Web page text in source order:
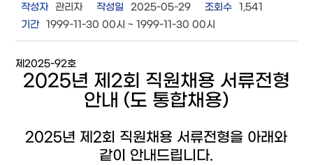
작성자 관리자 작성일 2025-05-29 조회수
1,541
기간 1999-11-30 00시 ~ 1999-11-30 00시
제2025-92호
2025년 제2회 직원채용 서류전형
안내 (도 통합채용)
2025년 제2회 직원채용 서류전형을 아래와
같이 안내드립니다.